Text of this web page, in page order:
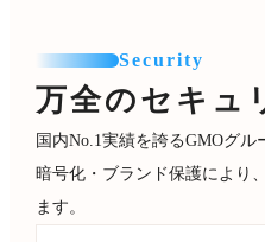
Security
万全のセキュ
国内No.1実績を誇るGMOグ
暗号化・ブランド保護により
ます。